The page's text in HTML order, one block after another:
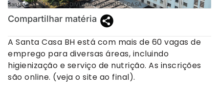
Santa Casa BH || FOTO: DIVULGAÇÃO/SANTA CASA
Compartilhar matéria
A Santa Casa BH está com mais de 60 vagas de
emprego para diversas áreas, incluindo
higienização e serviço de nutrição. As inscrições
são online. (veja o site ao final).